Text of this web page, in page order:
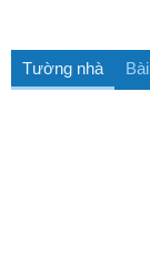
Tường nhà